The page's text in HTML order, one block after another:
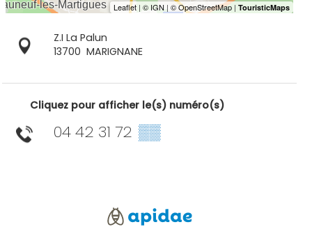
Z.I La Palun
13700 MARIGNANE
Cliquez pour afficher le(s) numéro(s)
04 42 31 72 ▒▒